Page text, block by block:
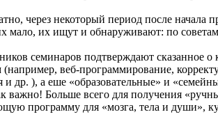
через некоторый период после
мало, их ищут и обнаруживают: по
семинаров подтверждают сказанное
веб-программирование,
др. ), а еше «образовательные» и
важно! Больше всего для получения
программу для «мозга, тела и души»,